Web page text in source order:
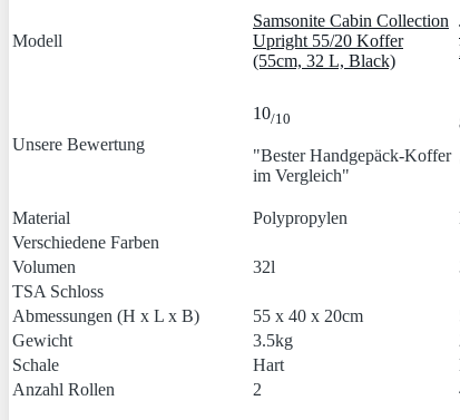
Modell
Samsonite Cabin Collection
Upright 55/20 Koffer
(55cm, 32 L, Black)
Unsere Bewertung
10/10
"Bester Handgepäck-Koffer
im Vergleich"
Material Polypropylen
Verschiedene Farben
Volumen
32l
TSA Schloss
Abmessungen (H x L x B)
55 x 40 x 20cm
Gewicht
3.5kg
Schale
Hart
Anzahl Rollen
2